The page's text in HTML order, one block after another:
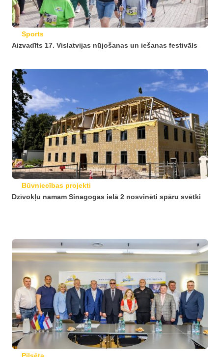
Sports
Aizvadīts 17. Vislatvijas nūjošanas un iešanas festivāls
Būvniecības projekti
Dzīvokļu namam Sinagogas ielā 2 nosvinēti spāru svētki